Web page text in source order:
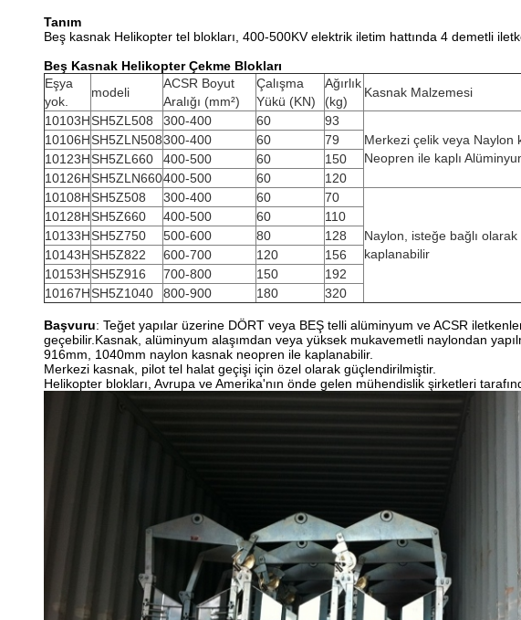
Tanım
Beş kasnak Helikopter tel blokları, 400-500KV elektrik iletim hattında 4 demetli
Beş Kasnak Helikopter Çekme Blokları
Eşya
yok.
modeli
ACSR Boyut
Aralığı (mm²)
Çalışma
Yükü (KN)
Ağırlık
(kg)
Kasnak Malzemesi
10103HSH5ZL508 300-400 60
93
Merkezi çelik veya Naylon
Neopren ile kaplı
10106HSH5ZLN508300-400 60
79
10123HSH5ZL660 400-500 60
150
10126HSH5ZLN660400-500 60
120
10108HSH5Z508 300-400 60 70
Naylon, isteğe bağlı
kaplanabilir
10128HSH5Z660 400-500 60
110
10133HSH5Z750 500-600 80
128
10143HSH5Z822 600-700 120
156
10153HSH5Z916 700-800 150
192
10167HSH5Z1040 800-900 180 320
Başvuru: Teğet yapılar üzerine DÖRT veya BEŞ telli alüminyum ve ACSR
geçebilir.Kasnak, alüminyum alaşımdan veya yüksek mukavemetli naylondan
916mm, 1040mm naylon kasnak neopren ile kaplanabilir.
Merkezi kasnak, pilot tel halat geçişi için özel olarak güçlendirilmiştir.
Helikopter blokları, Avrupa ve Amerika'nın önde gelen mühendislik şirketleri